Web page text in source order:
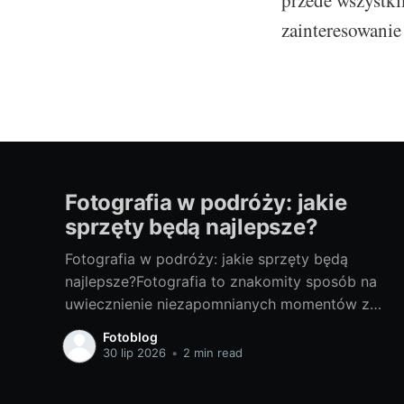
Fotografia w podróży: jakie
sprzęty będą najlepsze?
Fotografia w podróży: jakie sprzęty będą
najlepsze?Fotografia to znakomity sposób na
uwiecznienie niezapomnianych momentów z
podróży. Odpowiedni sprzęt fotograficzny to
klucz do tworzenia doskonałych zdjęć. Poniżej
Fotoblog
30 lip 2026 • 2 min read